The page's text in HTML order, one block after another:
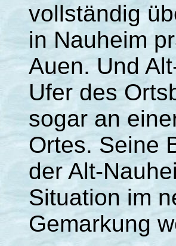
vollständig
in Nauheim
Auen. Und
Ufer des
sogar an
Ortes. Seine
der Alt-
Situation im
Gemarkung